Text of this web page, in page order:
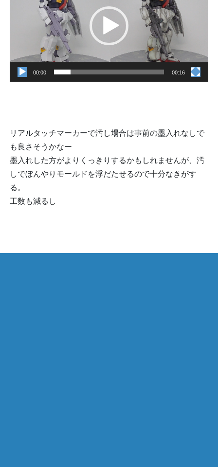
ー
00:00 00:16
リアルタッチマーカーで汚し場合は事前の墨入れなしで
も良さそうかなー
墨入れした方がよりくっきりするかもしれませんが、汚
しでぼんやりモールドを浮だたせるので十分なきがす
る。
工数も減るし